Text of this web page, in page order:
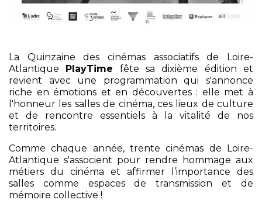
La Quinzaine des cinémas associatifs de Loire-
Atlantique PlayTime fête sa dixième édition et
revient avec une programmation qui s'annonce
riche en émotions et en découvertes : elle met à
l'honneur les salles de cinéma, ces lieux de culture
et de rencontre essentiels à la vitalité de nos
territoires.
Comme chaque année, trente cinémas de Loire-
Atlantique s'associent pour rendre hommage aux
métiers du cinéma et affirmer l’importance des
salles comme espaces de transmission et de
mémoire collective !